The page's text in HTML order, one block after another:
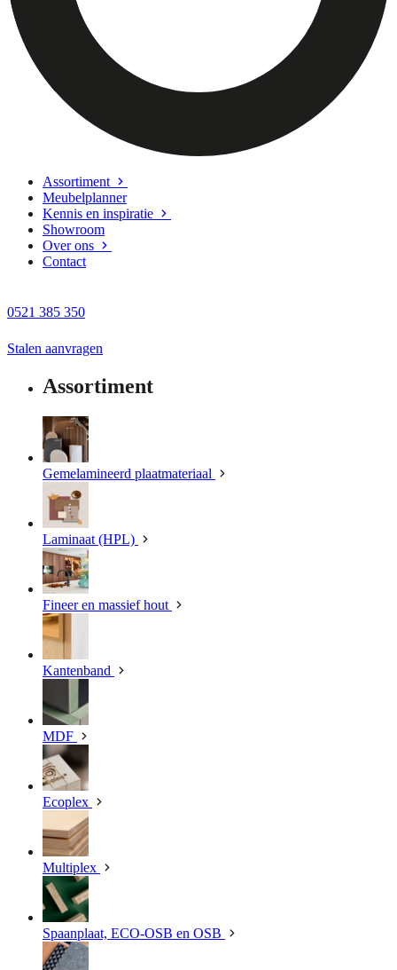
Assortiment
Meubelplanner
Kennis en inspiratie
Showroom
Over ons
Contact
0521 385 350
Stalen aanvragen
Assortiment
Gemelamineerd plaatmateriaal
Laminaat (HPL)
Fineer en massief hout
Kantenband
MDF
Ecoplex
Multiplex
Spaanplaat, ECO-OSB en OSB